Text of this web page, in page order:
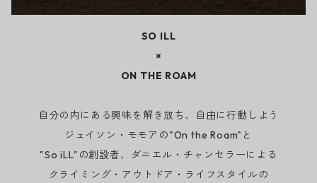
SO ILL
×
ON THE ROAM
自分の内にある興味を解き放ち、自由に行動しよう
ジェイソン・モモアの"On the Roam"と
"So iLL"の創設者、ダニエル・チャンセラーによる
クライミング・アウトドア・ライフスタイルの